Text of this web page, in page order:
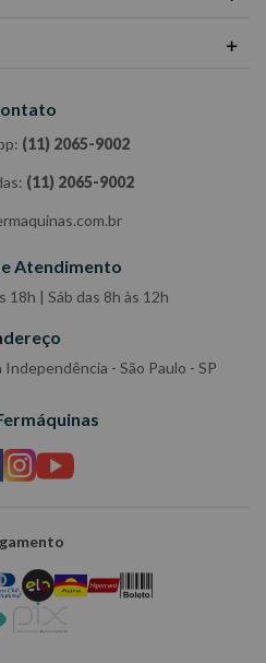
(11) 2065-9002
(11) 2065-9002
Atendimento
18h | Sáb das 8h às 12h
- São Paulo - SP